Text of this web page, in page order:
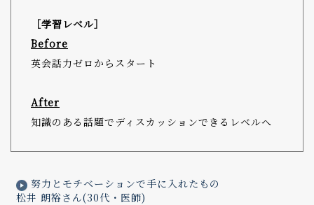
［学習レベル］
Before
英会話力ゼロからスタート
After
知識のある話題でディスカッションできるレベルへ
努力とモチベーションで手に入れたもの
松井 朗裕さん(30代・医師)